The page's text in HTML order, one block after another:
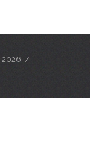
2026. /